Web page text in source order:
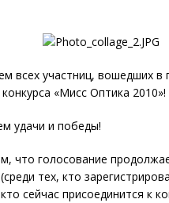
всех участниц, вошедших в
«Мисс Оптика 2010»!
удачи и победы!
что голосование
тех, кто
сейчас присоединится к